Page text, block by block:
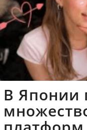
В Японии